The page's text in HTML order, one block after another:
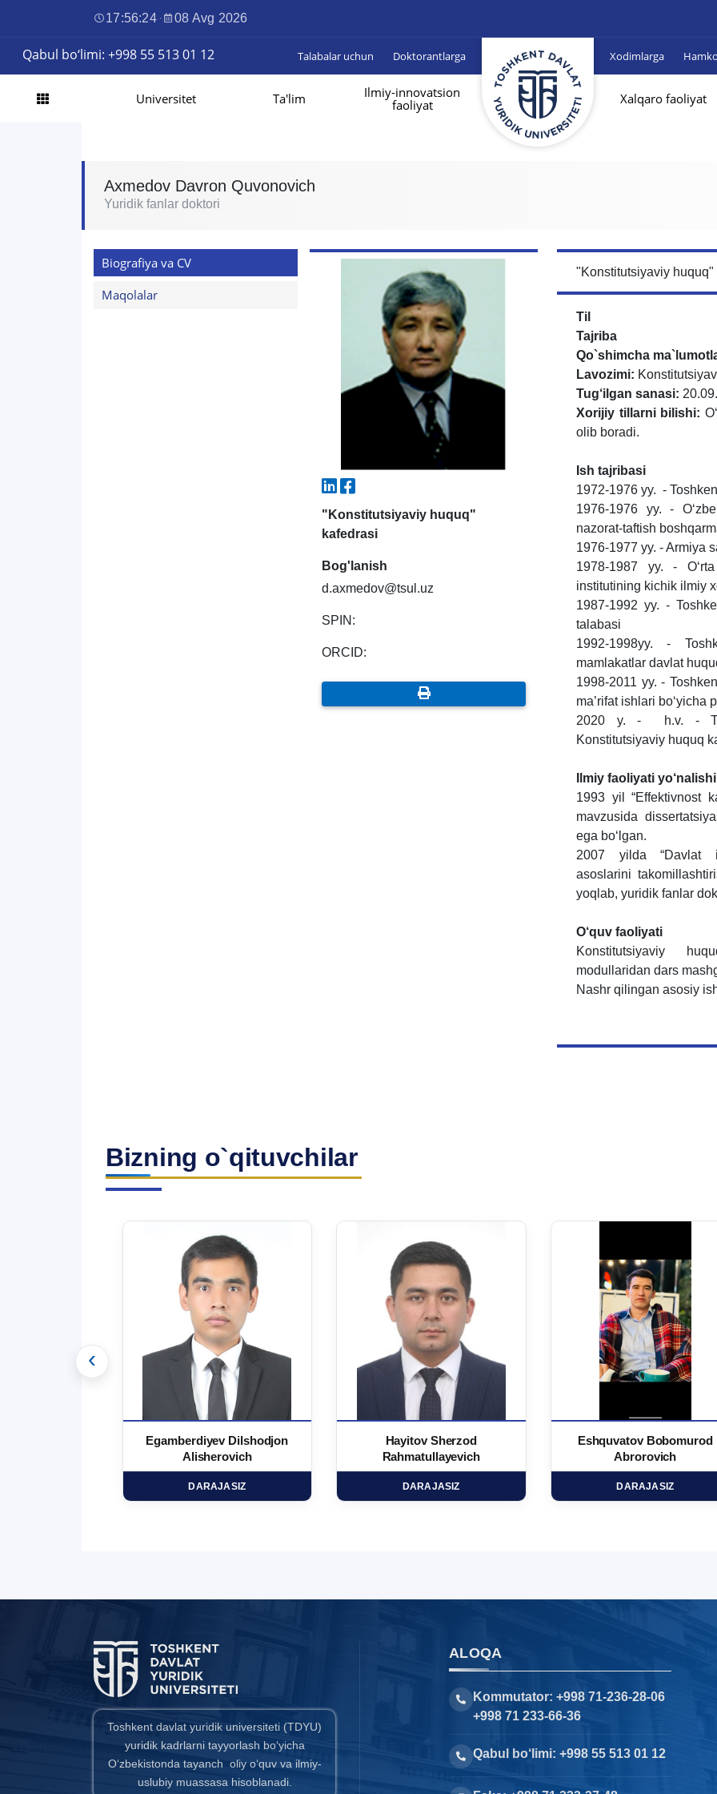
17:56:25 · 08 Avg 2026
Qabul bo‘limi: +998 55 513 01 12 Talabalar uchun Doktorantlarga Xodimlarga
Universitet Ta'lim
Ilmiy-innovatsion
faoliyat
Xalqaro faoliyat
Axmedov Davron Quvonovich
Yuridik fanlar doktori
Biografiya va CV
Maqolalar
"Konstitutsiyaviy huquq"
kafedrasi
Bog'lanish
d.axmedov@tsul.uz
SPIN:
ORCID:
"Konstitutsiyaviy huquq"
Til
Tajriba
Qo`shimcha
Lavozimi:
Tug‘ilgan sanasi:
Xorijiy tillarni bilishi:
olib boradi.
Ish tajribasi
1972-1976 yy. -
1976-1976 yy. -
nazorat-taftish
1976-1977 yy. - Armiya
1978-1987 yy. -
institutining kichik ilmiy
1987-1992 yy. -
talabasi
1992-1998yy. -
mamlakatlar davlat
1998-2011 yy. -
ma’rifat ishlari bo‘yicha
2020 y. - h.v. -
Konstitutsiyaviy huquq
Ilmiy faoliyati yo‘nalishi
1993 yil “Effektivnost
mavzusida
ega bo‘lgan.
2007 yilda “Davlat
asoslarini
yoqlab, yuridik fanlar
O‘quv faoliyati
Konstitutsiyaviy
modullaridan dars
Nashr qilingan asosiy
Bizning o`qituvchilar
Egamberdiyev Dilshodjon
Alisherovich
DARAJASIZ
Hayitov Sherzod
Rahmatullayevich
DARAJASIZ
Eshquvatov Bobomurod
Abrorovich
DARAJASIZ
‹
Toshkent davlat yuridik universiteti (TDYU)
yuridik kadrlarni tayyorlash bo‘yicha
O‘zbekistonda tayanch oliy o‘quv va ilmiy-
uslubiy muassasa hisoblanadi.
ALOQA
Kommutator: +998 71-236-28-06
+998 71 233-66-36
Qabul bo‘limi: +998 55 513 01 12